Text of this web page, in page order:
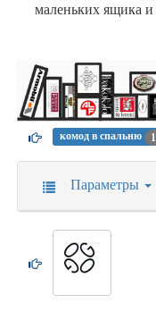
маленьких ящика
комод в спальню
Параметры